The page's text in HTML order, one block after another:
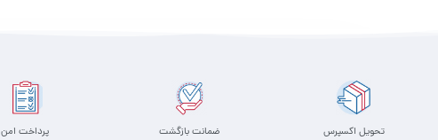
تحویل اکسپرس ضمانت بازگشت پرداخت امن